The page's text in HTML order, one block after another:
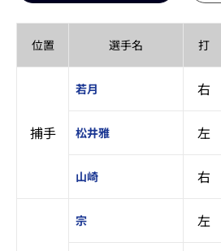
位置 選手名 打
捕手
若月 右
松井雅 左
山崎 右
宗 左